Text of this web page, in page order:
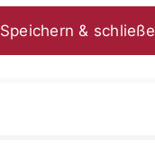
Speichern &